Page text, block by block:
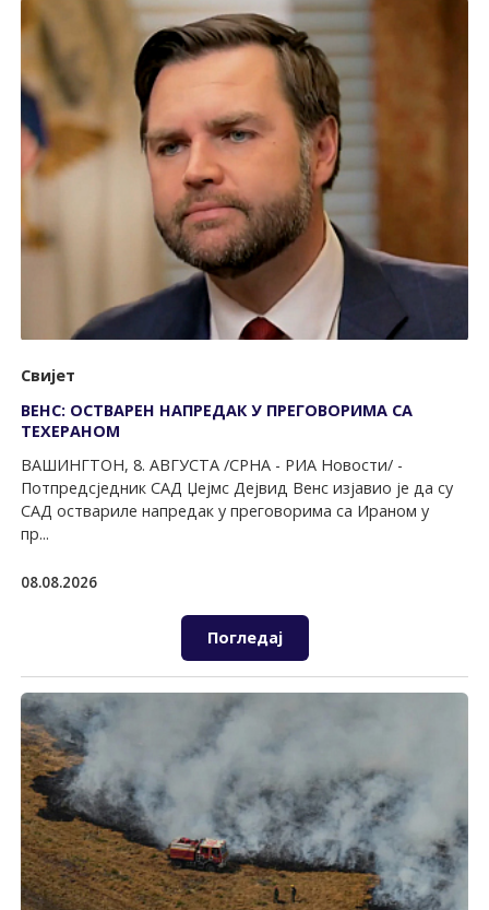
Свијет
ВЕНС: ОСТВАРЕН НАПРЕДАК У ПРЕГОВОРИМА СА
ТЕХЕРАНОМ
ВАШИНГТОН, 8. АВГУСТА /СРНА - РИА Новости/ -
Потпредсједник САД Џејмс Дејвид Венс изјавио је да су
САД оствариле напредак у преговорима са Ираном у
пр...
08.08.2026
Погледај